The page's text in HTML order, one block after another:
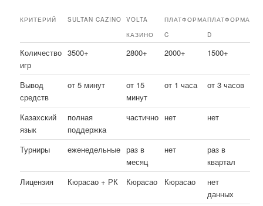
КРИТЕРИЙ SULTAN CAZINO
VOLTA
КАЗИНО
ПЛАТФОРМА
C
ПЛАТФОРМА
D
Количество
игр
3500+ 2800+ 2000+ 1500+
Вывод
средств
от 5 минут
от 15
минут
от 1 часа от 3 часов
Казахский
язык
полная
поддержка
частично нет нет
Турниры еженедельные раз в
месяц
нет
раз в
квартал
Лицензия
Кюрасао + РК Кюрасао Кюрасао
нет
данных